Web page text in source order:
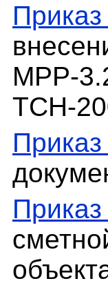
Приказ
МРР-
ТСН-
Приказ
Приказ